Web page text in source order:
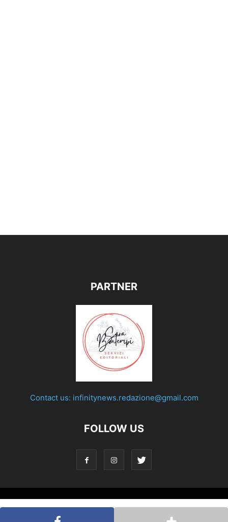
PARTNER
Contact us: infinitynews.redazione@gmail.com
FOLLOW US